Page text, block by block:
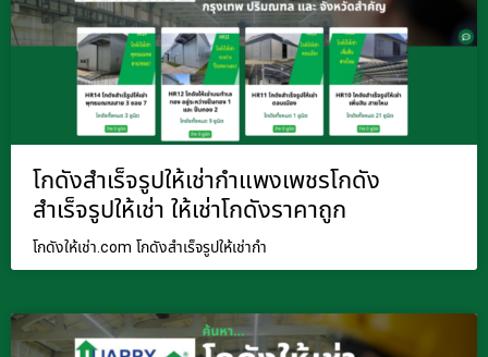
โกดังสำเร็จรูปให้เช่ากำแพงเพชรโกดัง
สำเร็จรูปให้เช่า ให้เช่าโกดังราคาถูก
โกดังให้เช่า.com โกดังสำเร็จรูปให้เช่ากำ